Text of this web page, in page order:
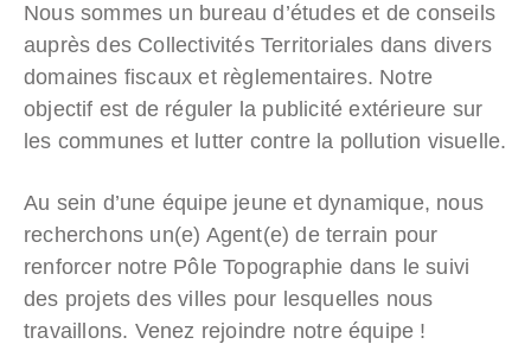
Nous sommes un bureau d’études et de conseils
auprès des Collectivités Territoriales dans divers
domaines fiscaux et règlementaires. Notre
objectif est de réguler la publicité extérieure sur
les communes et lutter contre la pollution visuelle.
Au sein d’une équipe jeune et dynamique, nous
recherchons un(e) Agent(e) de terrain pour
renforcer notre Pôle Topographie dans le suivi
des projets des villes pour lesquelles nous
travaillons. Venez rejoindre notre équipe !